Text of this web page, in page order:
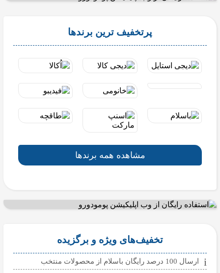
پرتخفیف ترین برندها
مشاهده همه برندها
تخفیف‌های ویژه و برگزیده
ارسال 100 درصد رایگان باسلام از محصولات منتخب